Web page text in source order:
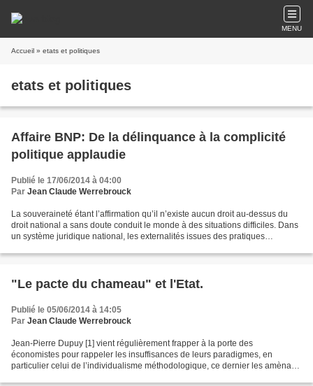
MENU
Accueil » etats et politiques
etats et politiques
Affaire BNP: De la délinquance à la complicité
politique applaudie
Publié le 17/06/2014 à 04:00
Par Jean Claude Werrebrouck
La souveraineté étant l’affirmation qu’il n’existe aucun droit au-dessus du
droit national a sans doute conduit le monde à des situations difficiles. Dans
un système juridique national, les externalités issues des pratiques
"Le pacte du chameau" et l'Etat.
Publié le 05/06/2014 à 14:05
Par Jean Claude Werrebrouck
Jean-Pierre Dupuy [1] vient régulièrement frapper à la porte des
économistes pour rappeler les insuffisances de leurs paradigmes, en
particulier celui de l’individualisme méthodologique, ce dernier les amènant